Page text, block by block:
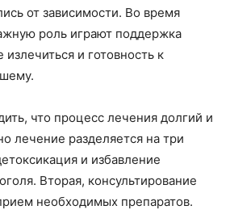
от зависимости. Во время
роль играют поддержка
и готовность к
что процесс лечения долгий и
лечение разделяется на три
и избавление
Вторая, консультирование
необходимых препаратов.